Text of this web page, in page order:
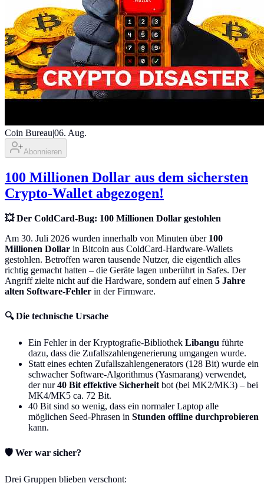
Coin Bureau|06. Aug.
Abonnieren
100 Millionen Dollar aus dem sichersten
Crypto-Wallet abgezogen!
💥 Der ColdCard-Bug: 100 Millionen Dollar gestohlen
Am 30. Juli 2026 wurden innerhalb von Minuten über 100
Millionen Dollar in Bitcoin aus ColdCard-Hardware-Wallets
gestohlen. Betroffen waren tausende Nutzer, die eigentlich alles
richtig gemacht hatten – die Geräte lagen unberührt in Safes. Der
Angriff zielte nicht auf die Hardware, sondern auf einen 5 Jahre
alten Software-Fehler in der Firmware.
🔍 Die technische Ursache
Ein Fehler in der Kryptografie-Bibliothek Libangu führte
dazu, dass die Zufallszahlengenerierung umgangen wurde.
Statt eines echten Zufallszahlengenerators (128 Bit) wurde ein
schwacher Software-Algorithmus (Yasmarang) verwendet,
der nur40 Bit effektive Sicherheit bot (bei MK2/MK3) – bei
MK4/MK5 ca. 72 Bit.
40 Bit sind so wenig, dass ein normaler Laptop alle
möglichen Seed-Phrasen in Stunden offline durchprobieren
kann.
🛡️ Wer war sicher?
Drei Gruppen blieben verschont: